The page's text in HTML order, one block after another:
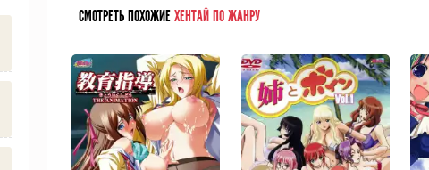
СМОТРЕТЬ ПОХОЖИЕХЕНТАЙ ПО ЖАНРУ